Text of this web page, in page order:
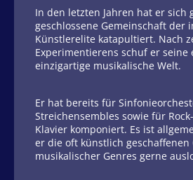
In den letzten Jahren hat er sich
geschlossene Gemeinschaft der
Künstlerelite katapultiert. Nach
Experimentierens schuf er seine
einzigartige musikalische Welt.
Er hat bereits für
Streichensembles sowie für
Klavier komponiert. Es ist
er die oft künstlich geschaffenen
musikalischer Genres gerne